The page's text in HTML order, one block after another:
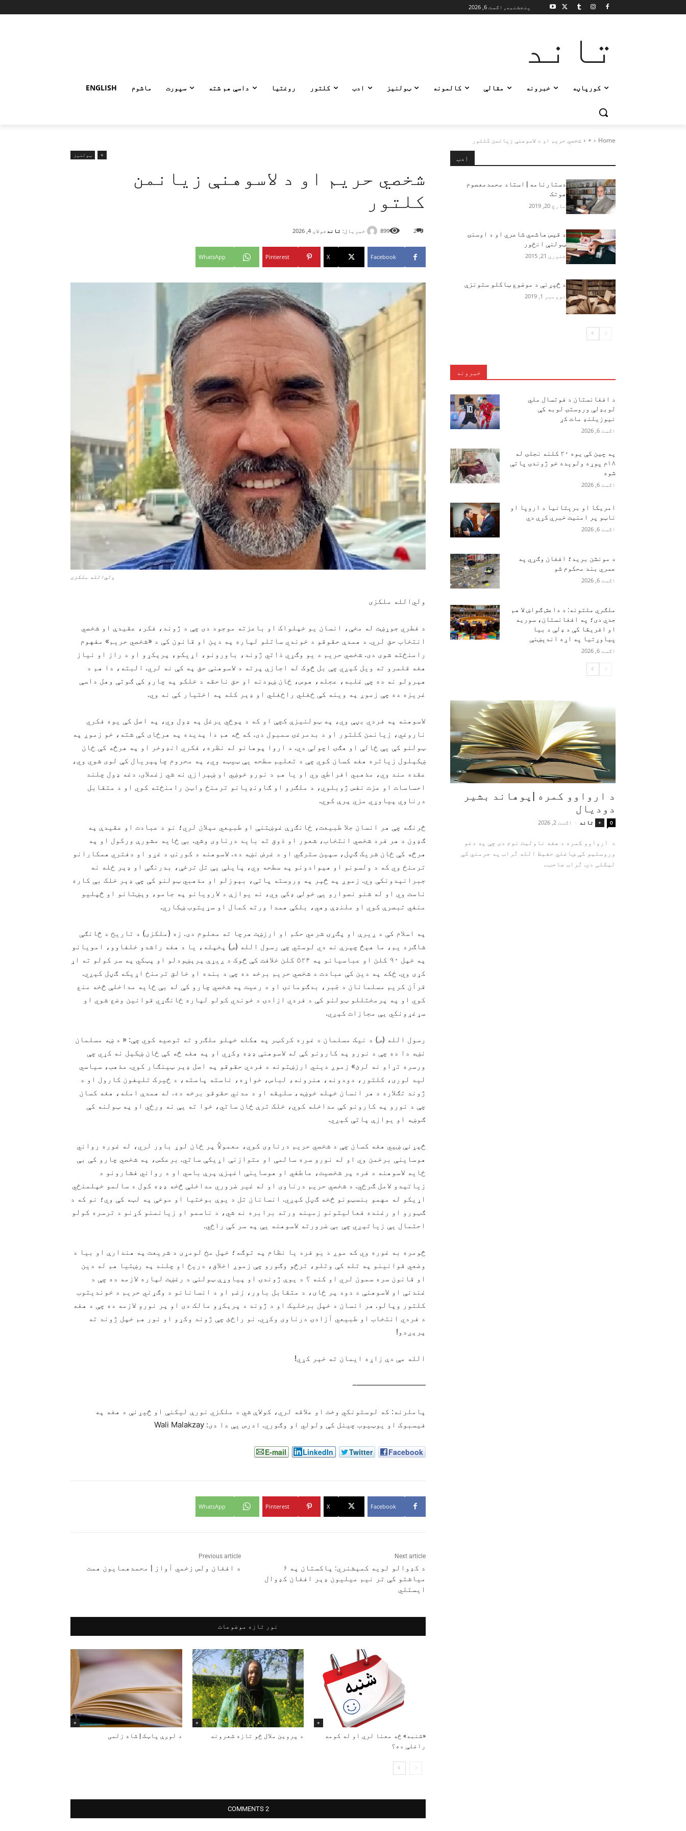
پنجشنبه, اګست 6, 2026
تاند
کورپاڼه خبرونه مقالې کالمونه ټولنیز ادب کلتور روغتیا داسې هم شته سپورت ماشوم ENGLISH
Home
+ شخصي حریم او د لاسوهنې زیانمن کلتور
+ ټولنیز
شخصي حریم او د لاسوهنې زیانمن
کلتور
خبریال: تاند جولای 4, 2026 2
899
Facebook
X
Pinterest
WhatsApp
ولي‌الله ملکزی
ولي‌الله ملکزی
د فطري جوړښت له مخې، انسان یو خپلواک او باعزته موجود دی چې د ژوند، فکر، عقیدې او شخصي
انتخاب حق لري. د همدې حقوقو د خوندي ساتلو لپاره په دین او قانون کې د «شخصي حریم» مفهوم
رامنځته شوی دی. شخصي حریم د یو وګړي ذاتي ژوند، باورونو، اړیکو، پرېکړو او د راز او نیاز
هغه قلمرو ته ویل کېږي چې بل څوک له اجازې پرته د لاسوهنې حق په کې نه لري. البته، دا هم د
هېرولو نه ده چې غلبه، عجله، هوس، ځان‌ ښودنه او حق ناحقه د خلکو په چارو کې ګوتې وهل داسې
غریزه ده چې زموږ په وینه کې ځغلي راځغلي او ډېر کله په اختیار کې نه وي.
لاسوهنه په فردي بڼې وي، په ټولنیزې کچې او که د پوځي یرغل په ډول وي، په اصل کې یوه فکري
ناروغي،‌ زیانمن کلتور او د بدمرغۍ سمبول دی. که څه هم دا پدیده په هرځای کې شته، خو زموږ په
ټولنو کې یې ځالې او هګۍ اچولې دي. د اروا پوهانو له نظره، فکري انډوخر او په هرڅه کې ځان
ښکېلول زیاتره هغه کسان کوي چې د تعلیم سطحه یې ټیټه وي، په محروم چاپېریال کې لوی شوي وي،
عقده‌ مند وي، مذهبي افراطي وي او یا هم د نورو خوښي او ښېرازي نه شي زغملای. دغه ډول چلند
احساسات او عزت نفس ژوبلوي، د ملګرو او ګاونډیانو ترمنځ واټن رامنځته کوي او د متقابل
درناوي پیاوړي مزي پرې کوي.
څرنګه چې هر انسان جلا طبیعت، ځانګړې غوښتنې او طبیعي مېلان لري؛ نو د عبادت او عقیدې په
ګډون د هر فرد شخصي انتخاب، شعور او ذوق ته باید درناوی وشي. بې‌ ځایه مشورې ورکول او په
هرڅه کې ځان شریک ګڼل، سپین‌ سترګي او د غرض نښه ده. لاسوهنه د کورنۍ د غړو او دفتري همکارانو
ترمنځ وي که د ولسونو او هېوادونو په سطحه وي، پایلې یې تل ترخې، بدرنګې او ډېر ځله نه
جبرانېدونکې وي. زموږ په څېر په وروسته پاتې، بېوزلو او مذهبي ټولنو کې چې ډېر خلک بې‌ کاره
ناست وي او له شنو نصوارو یې خولې ډکې وي، نه یوازې د لارویانو په جامو، وېښتانو او څپلیو
منفي تبصرې کوي او ملنډې وهي، بلکې همدا ورته کمال او سړیتوب ښکاري.
په اسلام کې د ږیرې او پګړۍ شرعي حکم او ارزښت هرچا ته معلوم دی. زه (ملکزی) د تاریخ د څانګې
شاګرد یم، ما هېڅ چېرې نه دي لوستي چې رسول الله (ص) پخپله، یا د هغه راشدو خلفاوو، امویانو
په خپل ۹۰ کلن او عباسیانو په ۵۲۴ کلن خلافت کې څوک د ږیړې پرېښودلو او پټکي په سر کولو ته اړ
کړی وي. ځکه په دین کې عبادت د شخصي حریم برخه ده چې د بنده او خالق ترمنځ اړیکه ګڼل کېږي.
قرآن کریم مسلمانان د جَبر، بدګومانۍ او د رعیت په شخصي چارو کې له بې‌ ځایه مداخلې څخه منع
کوي او په پرمختللو ټولنو کې د فردي ازادۍ د خوندي کولو لپاره ځانګړي قوانین وضع شوي او
سړغړونکي یې مجازات کېږي.
رسول الله (ص) د نیک مسلمان د غوره کرکټر په هکله خپلو ملګرو ته توصیه کوي چې: « د ښه مسلمان
نښه دا ده چې د نورو په کارونو کې له لاسوهنې ډډه وکړي او په هغه څه کې ځان ښکېل نه کړي چې
ورسره تړاو نه لرئ» زموږ دیني ارزښتونه د فردي حقوقو په اصل ډېر ټینګار کوي. مذهب، سیاسي
لید لوری، کلتور، دودونه، هنرونه، لباس، خواړه، ناسته‌ پاسته، د ځیرک تلیفون کارول او د
ژوند تګلاره د هر انسان خپله خوښه، سلیقه او د مدني حقوقو برخه ده. له همدې امله، هغه کسان
چې د نورو په کارونو کې مداخله کوي، خلک ترې ځان ساتي، خوا ته یې نه ورځي او په ټولنه کې
ګوښه او یوازې پاتې کېږي.
څېړنې ښيي هغه کسان چې د شخصي حریم درناوی کوي، معمولاً پر ځان لوړ باور لري، له غوره رواني
هوساینې برخمن وي او له نورو سره سالمې او متوازنې اړیکې ساتي. برعکس، په شخصي چارو کې بې‌
ځایه لاسوهنه د فرد پر شخصیت، عاطفي او هوساینې اغېزې پرې باسي او د رواني فشارونو د
زیاتېدو لامل ګرځي. د شخصي حریم درناوی او له غیر ضروري مداخلې څخه ډډه کول د سالمو خپلمنځي
اړیکو له مهمو بنسټونو څخه ګڼل کېږي. انسانان تل د یوې بوختیا او موخې په لټه کې وي؛ نو که د
ګټورو او رغنده فعالیتونو زمینه ورته برابره نه شي، د ناسمو او زیانمنو کړنو د ترسره کولو
احتمال یې زیاتېږي چې بې ضرورته لاسوهنه یې په سر کې راځي.
څومره به غوره وي که موږ د یو فرد یا نظام په توګه؛ خپل مخ لومړی د شریعت په هندارې او بیا د
وضعي قوانینو په تله کې وتلو، ترڅو وګورو چې زموږ اخلاق، دریځ او چلند په رښتیا هم له دین
او قانون سره سمون لري او کنه ؟ د یوې ژوندۍ او پیاوړې ټولنې د رغښت لپاره لازمه ده چې د
غندنې او لاسوهنې د دود پر ځای، د متقابل باور، زغم او د انسانانو د وګړني حریم د خوندیتوب
کلتور وپالو. هر انسان د خپل برخلیک او د ژوند د پرېکړو مالک دی او پر نورو لازمه ده چې د هغه
د فردي انتخاب او طبیعي آزادۍ درناوی وکړي. نو راځئ چې ژوند وکړو او نور هم خپل ژوند ته
پرېږدو!
الله مې دې زاړه ایمان ته خېر کړي!
—————————–
پاملرنه: که لوستونکي وخت او علاقه لري، کولاې شي د ملکزي نورې لیکنې او څیړنې د هغه په
فیسبوک او یوټیوب چینل کې ولولي او وګوري. ادرس یې دا دی: Wali Malakzay
Facebook
Twitter
LinkedIn
E-mail
Facebook
X
Pinterest
WhatsApp
Previous article
د افغان ولس زخمي آواز | محمدهمایون همت
Next article
د کډوالو لویه کمېشنري: پاکستان په ۶
میاشتو کې تر نیم میلیون ډېر افغان کډوال
ایستلي
نور تازه موضوعات
+
«شنبه» څه معنا لري او له کومه
راغلې ده؟
+
د پروین ملال څو تازه شعرونه
+
د لوږې پاټک | شاه زلمی
2 COMMENTS
ادب
دستارنامه | استاد محمدمعصوم
هوتک
مارچ 20, 2019
د قيس هاشمي شاعري او د اوسنۍ
ټولنې انځور
جنوري 21, 2015
د څېړنې د موضوع ټاکلو ستونزې
نوومبر 1, 2019
خبرونه
د افغانستان د فوتسال ملي
لوبډلې وروستۍ لوبه کې
نیوزیلنډ مات کړ
اګست 6, 2026
په چین کې یوه ۲۰ کلنه نجلۍ له
۱۸م پوړه ولوېده خو ژوندۍ پاتې
شوه
اګست 6, 2026
امریکا او برېتانیا د اروپا او
ناټو پر امنیت خبرې کړې دي
اګست 6, 2026
د مونشن برید؛ افغان وګړي په
عمري بند محکوم شو
اګست 6, 2026
ملګري ملتونه: د داعش ګواښ لا هم
جدي دی؛ په افغانستان، سوریه
او افریقا کې د ډلې د بیا
پیاوړتیا په اړه اندېښنې
اګست 6, 2026
د ارواوو کمره |پوهاند بشیر
دودیال
+ تاند - اګست 2, 2026 0
د ارواوو کمره د هغه ناولیت نوم دی چې په دغو
وروستیو کې ښاغلي حفیظ الله تُراب په جرمني کې
لیکلی دی. تُراب صاحب...